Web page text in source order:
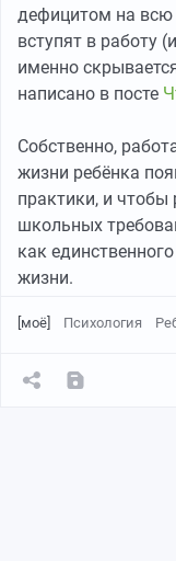
дефицитом на всю
вступят в работу
именно
написано в посте
Собственно,
жизни ребёнка
практики, и чтобы
школьных
как
жизни.
[моё] Психология